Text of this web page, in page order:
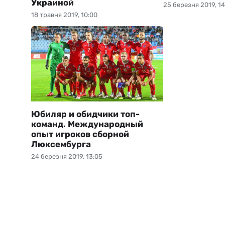
18 травня 2019, 10:00
Украиной
25 березня 2019,
24 березня 2019, 13:05
Юбиляр и обидчики топ-
команд. Международный
опыт игроков сборной
Люксембурга